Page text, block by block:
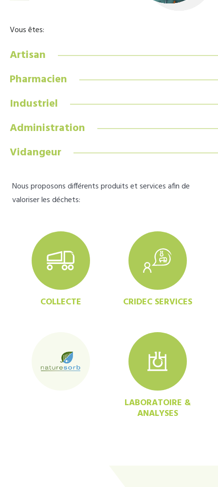
Vous êtes:
Artisan
Pharmacien
Industriel
Administration
Vidangeur
Nous proposons différents produits et services afin de
valoriser les déchets:
COLLECTE CRIDEC SERVICES
LABORATOIRE &
ANALYSES